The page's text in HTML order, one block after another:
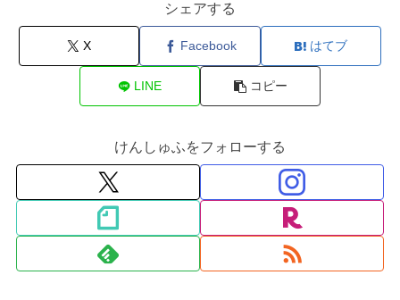
シェアする
X Facebook はてブ
LINE コピー
けんしゅふをフォローする